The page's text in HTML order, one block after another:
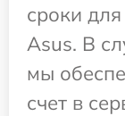
сроки
Asus. В
мы
счет в